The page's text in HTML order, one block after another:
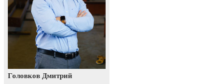
Головков Дмитрий